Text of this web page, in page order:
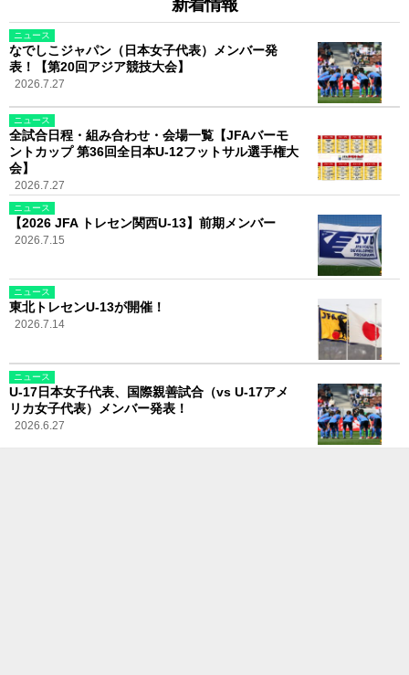
新着情報
ニュース
なでしこジャパン（日本女子代表）メンバー発
表！【第20回アジア競技大会】
2026.7.27
ニュース
全試合日程・組み合わせ・会場一覧【JFAバーモ
ントカップ 第36回全日本U-12フットサル選手権大
会】
2026.7.27
ニュース
【2026 JFA トレセン関西U-13】前期メンバー
2026.7.15
ニュース
東北トレセンU-13が開催！
2026.7.14
ニュース
U-17日本女子代表、国際親善試合（vs U-17アメ
リカ女子代表）メンバー発表！
2026.6.27